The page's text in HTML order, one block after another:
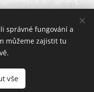
rodiny
správné fungování a
můžeme zajistit tu
vše